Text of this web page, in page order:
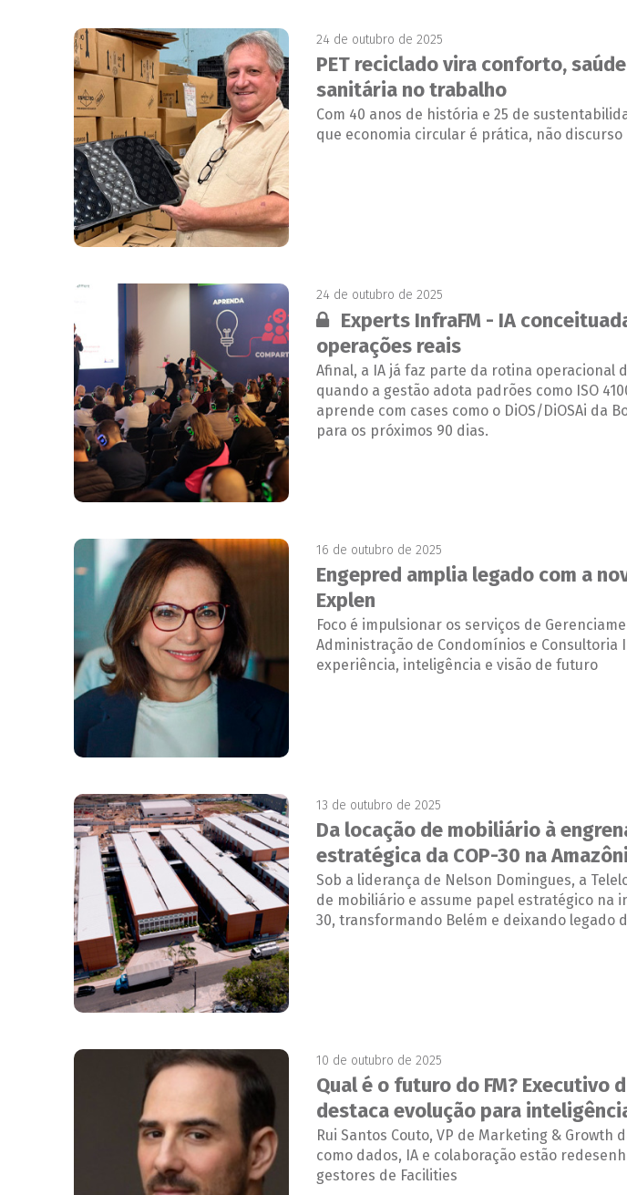
24 de outubro de 2025
PET reciclado vira conforto,
sanitária no trabalho
Com 40 anos de história e 25 de
que economia circular é prática, não discurso
24 de outubro de 2025
Conteúdo restrito:
Experts InfraFM - IA
operações reais
Afinal, a IA já faz parte da rotina operacional
quando a gestão adota padrões como ISO
aprende com cases como o DiOS/DiOSAi da
para os próximos 90 dias.
16 de outubro de 2025
Engepred amplia legado com a
Explen
Foco é impulsionar os serviços de
Administração de Condomínios e Consultoria
experiência, inteligência e visão de futuro
13 de outubro de 2025
Da locação de mobiliário à
estratégica da COP-30 na
Sob a liderança de Nelson Domingues, a
de mobiliário e assume papel estratégico na
30, transformando Belém e deixando legado
10 de outubro de 2025
Qual é o futuro do FM? Executivo
destaca evolução para
Rui Santos Couto, VP de Marketing & Growth
como dados, IA e colaboração estão
gestores de Facilities